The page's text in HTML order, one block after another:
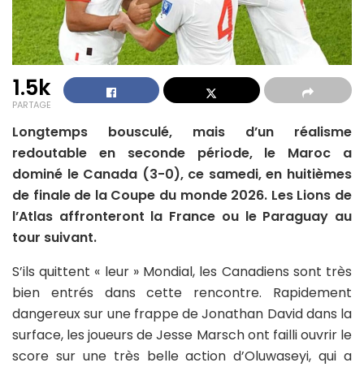
1.5k
PARTAGE
Longtemps bousculé, mais d’un réalisme
redoutable en seconde période, le Maroc a
dominé le Canada (3-0), ce samedi, en huitièmes
de finale de la Coupe du monde 2026. Les Lions de
l’Atlas affronteront la France ou le Paraguay au
tour suivant.
S’ils quittent « leur » Mondial, les Canadiens sont très
bien entrés dans cette rencontre. Rapidement
dangereux sur une frappe de Jonathan David dans la
surface, les joueurs de Jesse Marsch ont failli ouvrir le
score sur une très belle action d’Oluwaseyi, qui a